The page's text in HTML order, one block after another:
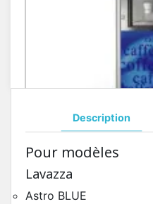
Pièces Détachées
Description
Pour modèles
Lavazza
Astro BLUE